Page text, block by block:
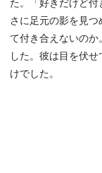
た。「好きだけど
さに足元の影を見
て付き合えないのか
した。彼は目を伏
けでした。